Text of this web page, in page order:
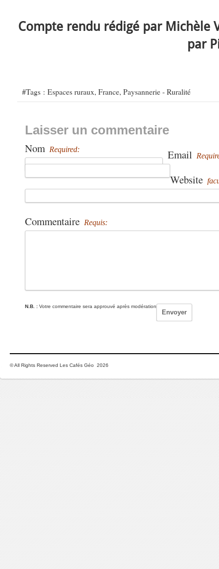
Compte rendu rédigé par Michèle
par
#Tags : Espaces ruraux, France, Paysannerie - Ruralité
Laisser un commentaire
Nom Required: Email
Website
Commentaire Requis:
N.B. : Votre commentaire sera approuvé après modération
© All Rights Reserved Les Cafés Géo 2026